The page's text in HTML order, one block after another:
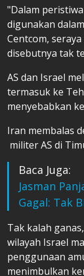
"Dalam
digunakan
Centcom,
disebutnya tak
AS dan Israel
termasuk ke
menyebabkan
Iran membalas
militer AS di
Baca Juga:
Jasman
Gagal: Tak
Tak kalah
wilayah Israel
penggunaan
menimbulkan